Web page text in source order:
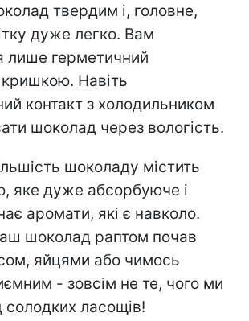
твердим і, головне,
дуже легко. Вам
лише герметичний
кришкою. Навіть
контакт з холодильником
шоколад через вологість.
шоколаду містить
яке дуже абсорбуюче і
аромати, які є навколо.
шоколад раптом почав
яйцями або чимось
- зовсім не те, чого ми
солодких ласощів!